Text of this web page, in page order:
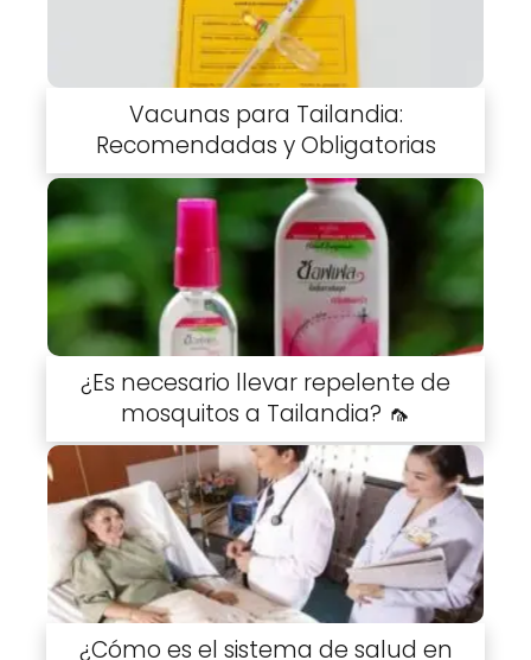
Vacunas para Tailandia:
Recomendadas y Obligatorias
¿Es necesario llevar repelente de
mosquitos a Tailandia? 🦟
¿Cómo es el sistema de salud en